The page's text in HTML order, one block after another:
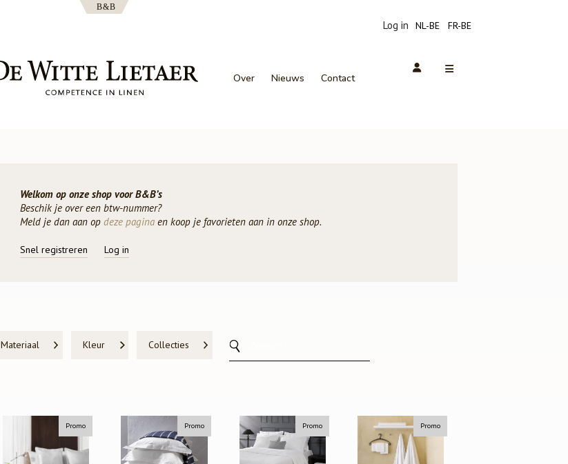
Log in NL-BE FR-BE
Over Nieuws Contact
Welkom op onze shop voor B&B’s
Beschik je over een btw-nummer?
Meld je dan aan opdeze pagina en koop je favorieten aan in onze shop.
Snel registreren Log in
Materiaal Kleur Collecties
Promo Promo Promo Promo